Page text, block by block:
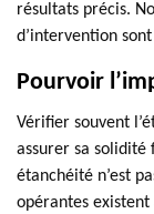
résultats précis.
d’intervention
Pourvoir
Vérifier souvent
assurer sa solidité
étanchéité n’est
opérantes